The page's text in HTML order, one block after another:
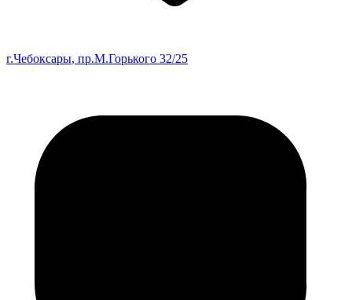
г.Чебоксары, пр.М.Горького 32/25